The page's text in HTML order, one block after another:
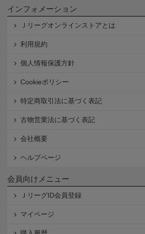
インフォメーション
Ｊリーグオンラインストアとは
利用規約
個人情報保護方針
Cookieポリシー
特定商取引法に基づく表記
古物営業法に基づく表記
会社概要
ヘルプページ
会員向けメニュー
ＪリーグID会員登録
マイページ